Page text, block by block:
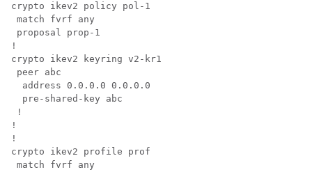
crypto ikev2 policy pol-1
match fvrf any
proposal prop-1
!
crypto ikev2 keyring v2-kr1
peer abc
  address 0.0.0.0 0.0.0.0
  pre-shared-key abc
!
!
!
crypto ikev2 profile prof
match fvrf any